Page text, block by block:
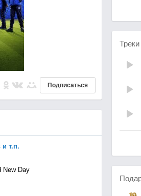
Подписаться
т.п.
New Day
Треки